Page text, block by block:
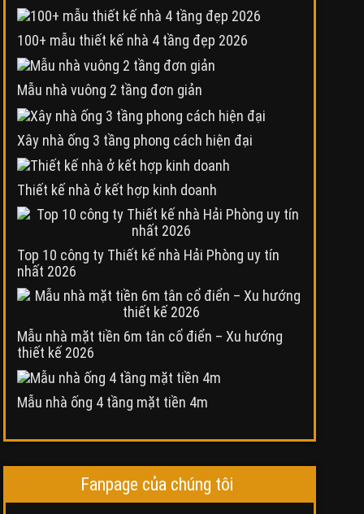
100+ mẫu thiết kế nhà 4 tầng đẹp 2026
Mẫu nhà vuông 2 tầng đơn giản
Xây nhà ống 3 tầng phong cách hiện đại
Thiết kế nhà ở kết hợp kinh doanh
Top 10 công ty Thiết kế nhà Hải Phòng uy tín
nhất 2026
Mẫu nhà mặt tiền 6m tân cổ điển – Xu hướng
thiết kế 2026
Mẫu nhà ống 4 tầng mặt tiền 4m
Fanpage của chúng tôi